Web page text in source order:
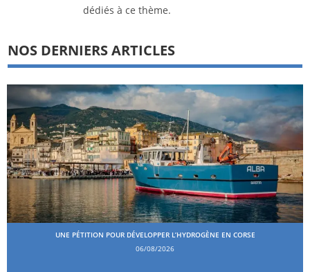
dédiés à ce thème.
NOS DERNIERS ARTICLES
UNE PÉTITION POUR DÉVELOPPER L’HYDROGÈNE EN CORSE
06/08/2026